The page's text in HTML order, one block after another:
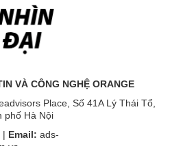
VÀ CÔNG NGHỆ ORANGE
Place, Số 41A Lý Thái Tổ,
phố Hà Nội
| Email: ads-